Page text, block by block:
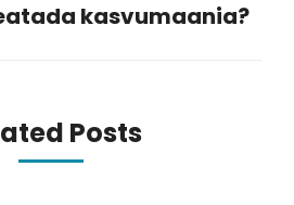
post:kasvumaania?
Posts